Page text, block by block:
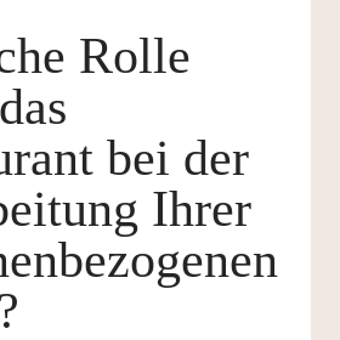
Rolle
bei der
Ihrer